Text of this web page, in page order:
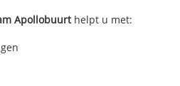
Apollobuurthelpt u met: